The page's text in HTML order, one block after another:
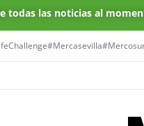
todas las noticias al
#Mercasevilla